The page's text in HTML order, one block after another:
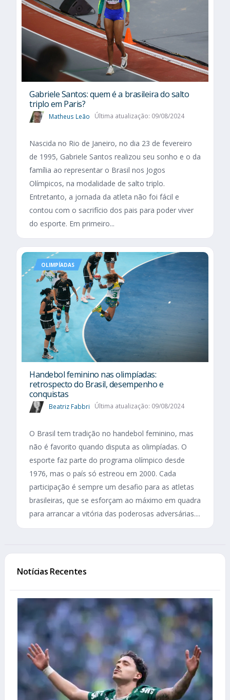
Gabriele Santos: quem é a brasileira do salto
triplo em Paris?
Matheus Leão Última atualização: 09/08/2024
Nascida no Rio de Janeiro, no dia 23 de fevereiro
de 1995, Gabriele Santos realizou seu sonho e o da
família ao representar o Brasil nos Jogos
Olímpicos, na modalidade de salto triplo.
Entretanto, a jornada da atleta não foi fácil e
contou com o sacrifício dos pais para poder viver
do esporte. Em primeiro...
OLIMPÍADAS
Handebol feminino nas olimpíadas:
retrospecto do Brasil, desempenho e
conquistas
Beatriz Fabbri Última atualização: 09/08/2024
O Brasil tem tradição no handebol feminino, mas
não é favorito quando disputa as olimpíadas. O
esporte faz parte do programa olímpico desde
1976, mas o país só estreou em 2000. Cada
participação é sempre um desafio para as atletas
brasileiras, que se esforçam ao máximo em quadra
para arrancar a vitória das poderosas adversárias....
Notícias Recentes